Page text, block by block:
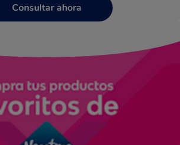
Consultar ahora